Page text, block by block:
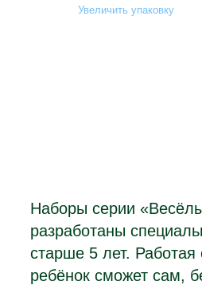
Увеличить упаковку
Наборы серии
разработаны
старше 5 лет.
ребёнок сможет сам,